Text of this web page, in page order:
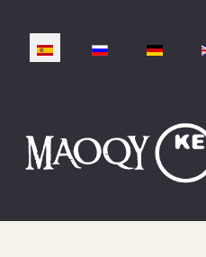
Seleccione su idioma